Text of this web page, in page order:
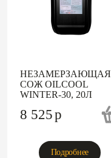
НЕЗАМЕРЗАЮЩАЯ
СОЖ OILCOOL
WINTER-30, 20Л
8 525p
Подробнее